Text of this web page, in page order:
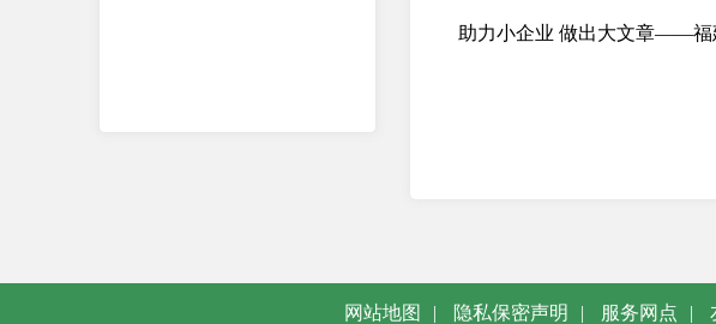
助力小企业 做出大文章——福
网站地图 | 隐私保密声明 | 服务网点 |